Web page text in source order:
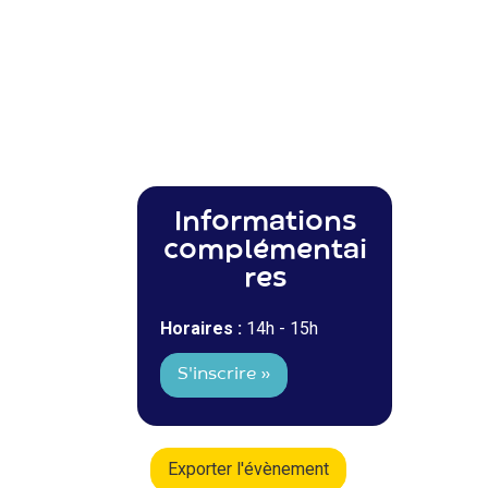
Informations
complémentai
res
Horaires : 14h - 15h
S'inscrire »
Exporter l'évènement